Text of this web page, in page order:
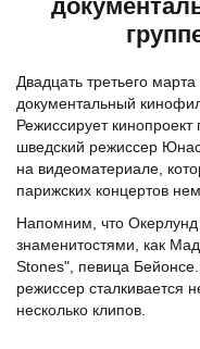
Двадцать третьего
документальный
Режиссирует
шведский режиссер
на видеоматериале,
парижских концертов
Напомним, что Окерлунд
знаменитостями, как
Stones", певица
режиссер сталкивается
несколько клипов.